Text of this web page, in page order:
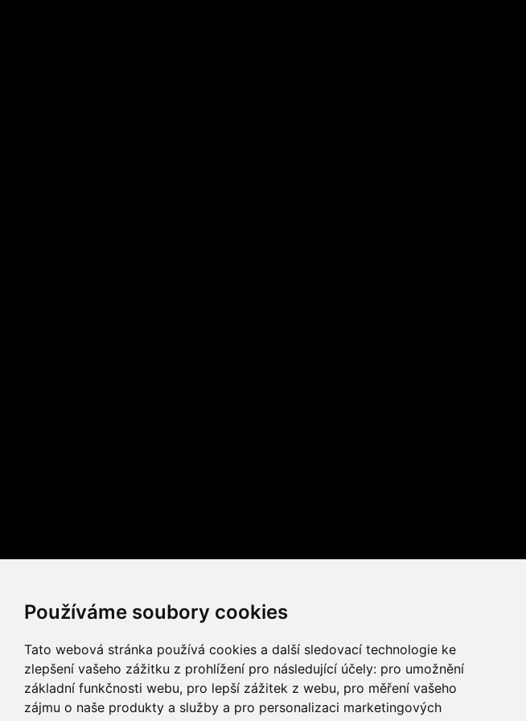
Používáme soubory cookies
Tato webová stránka používá cookies a další sledovací technologie ke
zlepšení vašeho zážitku z prohlížení pro následující účely: pro umožnění
základní funkčnosti webu, pro lepší zážitek z webu, pro měření vašeho
zájmu o naše produkty a služby a pro personalizaci marketingových